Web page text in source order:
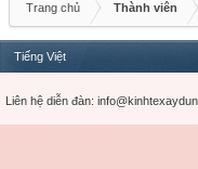
Trang chủ Thành viên
Tiếng Việt
Liên hệ diễn đàn: